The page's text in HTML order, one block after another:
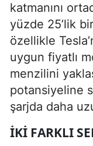
katmanını
yüzde 25’lik
özellikle
uygun fiyatlı
menzilini
potansiyeline
şarjda daha
İKI FARKLI